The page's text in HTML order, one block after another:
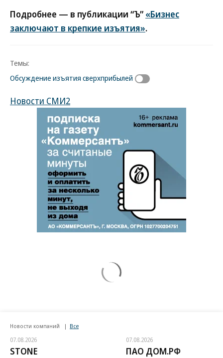
Подробнее — в публикации “Ъ” «Бизнес
заключают в крепкие изъятия».
Темы:
Обсуждение изъятия сверхприбылей
Новости СМИ2
Новости компаний Все
07.08.2026
STONE
07.08.2026
ПАО ДОМ.РФ